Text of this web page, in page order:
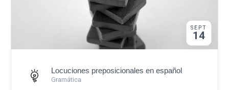
SEPT
14
Locuciones preposicionales en español
Gramática